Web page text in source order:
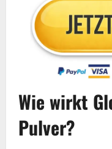
Wie wirkt
Pulver?